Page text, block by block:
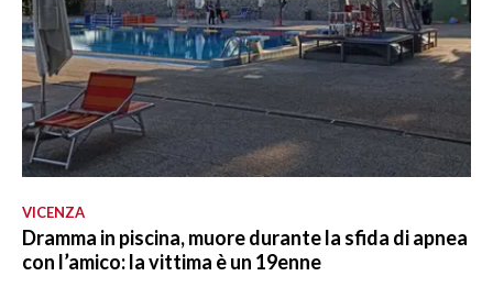
VICENZA
Dramma in piscina, muore durante la sfida di apnea
con l’amico: la vittima è un 19enne